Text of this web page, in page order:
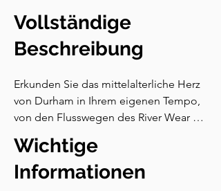
Vollständige
Beschreibung
Erkunden Sie das mittelalterliche Herz
von Durham in Ihrem eigenen Tempo,
von den Flusswegen des River Wear bis
Kathedrale. Folgen Sie der Geschichte
der Mönche, die den Körper eines
Heiligen durch Nordengland trugen
Wichtige
Informationen